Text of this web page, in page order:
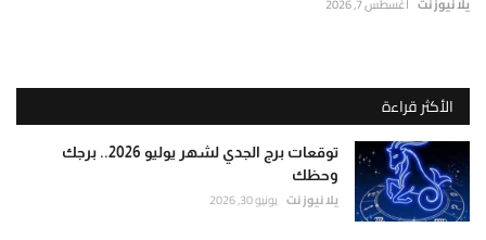
الأكثر قراءة
توقعات برج الجدي لشهر يوليو 2026.. برجك
وحظك
يلا نيوز نت يونيو 30, 2026